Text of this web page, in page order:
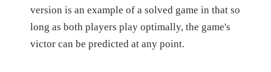
version is an example of a solved game in that so
long as both players play optimally, the game's
victor can be predicted at any point.